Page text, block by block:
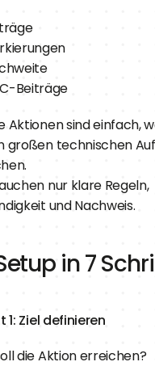
Beiträge
Aktionen sind einfach,
großen technischen
nur klare Regeln,
und Nachweis.
in 7
1: Ziel definieren
die Aktion erreichen?